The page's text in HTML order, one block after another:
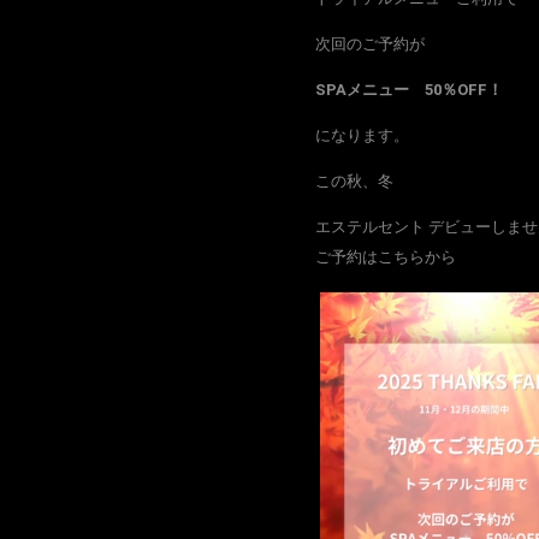
次回のご予約が
SPAメニュー 50％OFF！
になります。
この秋、冬
エステルセント デビューしま
ご予約はこちらから